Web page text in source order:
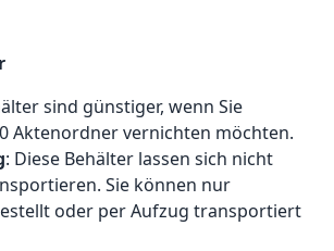
sind günstiger, wenn Sie
Aktenordner vernichten möchten.
: Diese Behälter lassen sich nicht
Sie können nur
oder per Aufzug transportiert